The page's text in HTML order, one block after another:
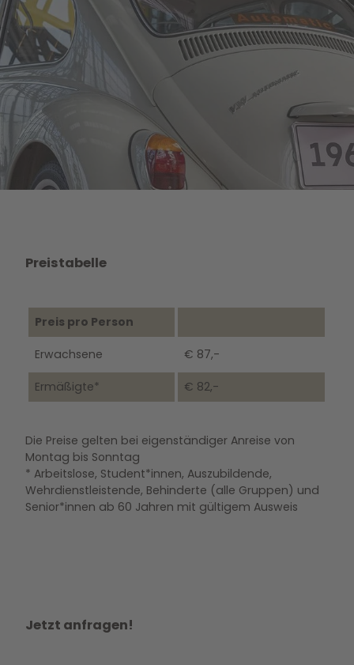
Preistabelle
Preis pro Person
Erwachsene € 87,-
Ermäßigte* € 82,-
Die Preise gelten bei eigenständiger Anreise von
Montag bis Sonntag
* Arbeitslose, Student*innen, Auszubildende,
Wehrdienstleistende, Behinderte (alle Gruppen) und
Senior*innen ab 60 Jahren mit gültigem Ausweis
Jetzt anfragen!